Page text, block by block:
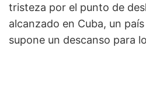
tristeza por el punto de
alcanzado en Cuba, un
supone un descanso para